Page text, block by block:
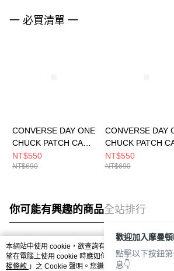
一 必買清單 一
CONVERSE DAY ONE
CHUCK PATCH CAP
BLACK 男女 休閒帽
UA5805-023
NT$550
NT$690
CONVERSE DAY
CHUCK PATCH
HORIZON PINK 男
休閒帽 UA5805-
NT$550
NT$690
你可能有興趣的商品全站排行
熱門標籤
本網站中使用 cookie，欲查詢有關本網站使用 cookie
望在電腦上使用 cookie 時應如何變更電腦的 cookie
權條款 」之 Cookie 聲明。您繼續使用本網站即表示
歡迎加入摩曼
點擊以下按鈕
息👇